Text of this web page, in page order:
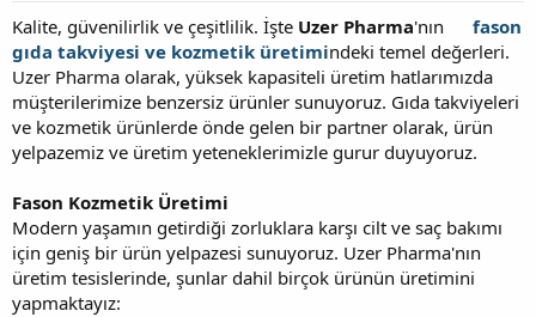
a
ş
l
a
a
n
ç
t
a
r
h
i
Kalite, güvenilirlik ve çeşitlilik. İşte Uzer Pharma'nın
fason
gıda takviyesi ve kozmetik üretimindeki temel değerleri.
Uzer Pharma olarak, yüksek kapasiteli üretim hatlarımızda
müşterilerimize benzersiz ürünler sunuyoruz. Gıda takviyeleri
ve kozmetik ürünlerde önde gelen bir partner olarak, ürün
yelpazemiz ve üretim yeteneklerimizle gurur duyuyoruz.
Fason Kozmetik Üretimi
Modern yaşamın getirdiği zorluklara karşı cilt ve saç bakımı
için geniş bir ürün yelpazesi sunuyoruz. Uzer Pharma'nın
üretim tesislerinde, şunlar dahil birçok ürünün üretimini
yapmaktayız: